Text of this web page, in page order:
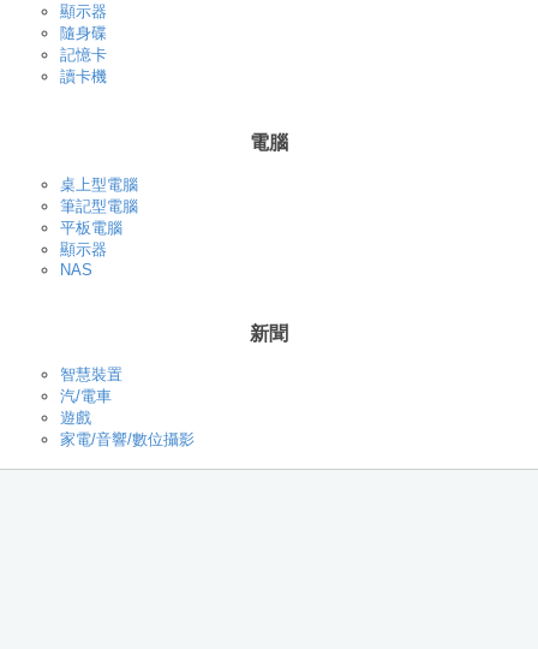
顯示器
隨身碟
記憶卡
讀卡機
電腦
桌上型電腦
筆記型電腦
平板電腦
顯示器
NAS
新聞
智慧裝置
汽/電車
遊戲
家電/音響/數位攝影